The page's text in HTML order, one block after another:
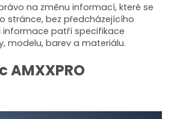
právo na změnu informací, které se
stránce, bez předcházejícího
informace patří specifikace
modelu, barev a materiálu.
AMXXPRO